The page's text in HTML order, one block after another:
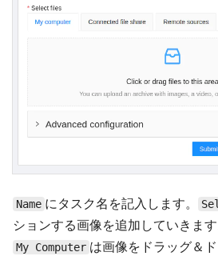
Name にタスク名を記入します。
ションする画像を追加していきます
My Computer は画像をドラッグ＆